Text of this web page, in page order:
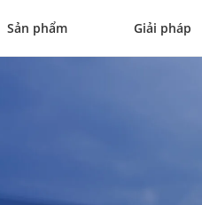
Sản phẩm Giải pháp